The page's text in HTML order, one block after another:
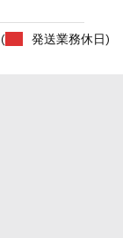
( 発送業務休日)